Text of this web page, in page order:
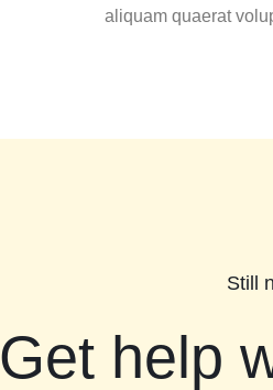
aliquam quaerat
Still
Get help